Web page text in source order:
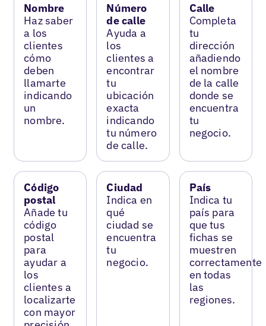
Nombre
Haz saber
a los
clientes
cómo
deben
llamarte
indicando
un
nombre.
Número
de calle
Ayuda a
los
clientes a
encontrar
tu
ubicación
exacta
indicando
tu número
de calle.
Calle
Completa
tu
dirección
añadiendo
el nombre
de la calle
donde se
encuentra
tu
negocio.
Código
postal
Añade tu
código
postal
para
ayudar a
los
clientes a
localizarte
con mayor
Ciudad
Indica en
qué
ciudad se
encuentra
tu
negocio.
País
Indica tu
país para
que tus
fichas se
muestren
correctamente
en todas
las
regiones.